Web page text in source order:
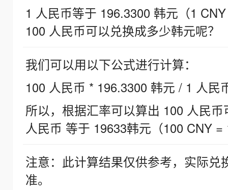
1 人民币等于 196.3300 韩元（1
100 人民币可以兑换成多少韩元呢？
我们可以用以下公式进行计算：
100 人民币 * 196.3300 韩元 / 1 人民
所以，根据汇率可以算出 100 人民
人民币 等于 19633韩元（100 CNY =
注意：此计算结果仅供参考，实际
准。